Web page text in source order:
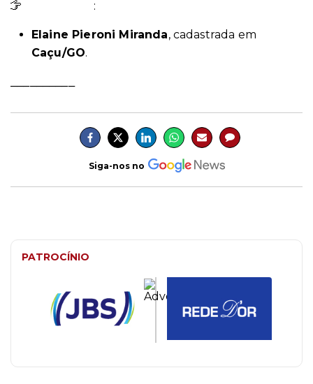
:
Elaine Pieroni Miranda, cadastrada em
Caçu/GO.
Siga-nos no
PATROCÍNIO